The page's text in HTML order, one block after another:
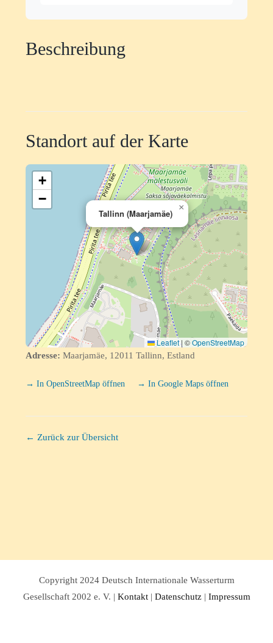
Beschreibung
Standort auf der Karte
Tallinn (Maarjamäe)
×
+
−
Leaflet| ©OpenStreetMap
Adresse: Maarjamäe, 12011 Tallinn, Estland
→ In OpenStreetMap öffnen → In Google Maps öffnen
← Zurück zur Übersicht
Copyright 2024 Deutsch Internationale Wasserturm
Gesellschaft 2002 e. V. | Kontakt| Datenschutz| Impressum